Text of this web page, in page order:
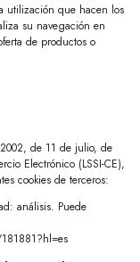
utilización que hacen los
su navegación en
de productos o
de 11 de julio, de
Electrónico (LSSI-CE),
cookies de terceros:
análisis. Puede